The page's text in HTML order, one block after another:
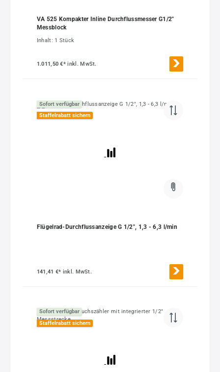
VA 525 Kompakter Inline Durchflussmesser G1/2"
Messblock
Inhalt: 1 Stück
1.011,50 €*inkl. MwSt.
Sofort verfügbar
Staffelrabatt sichern
Flügelrad-Durchflussanzeige G 1/2", 1,3 - 6,3 l/min
141,41 €* inkl. MwSt.
Sofort verfügbar
Staffelrabatt sichern